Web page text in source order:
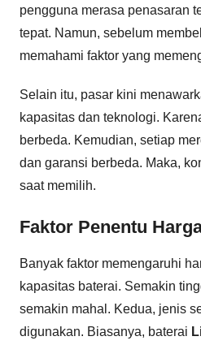
pengguna merasa penasaran
tepat. Namun, sebelum
memahami faktor yang
Selain itu, pasar kini
kapasitas dan teknologi.
berbeda. Kemudian, setiap
dan garansi berbeda. Maka,
saat memilih.
Faktor Penentu
Banyak faktor memengaruhi
kapasitas baterai. Semakin
semakin mahal. Kedua, jenis
digunakan. Biasanya, baterai